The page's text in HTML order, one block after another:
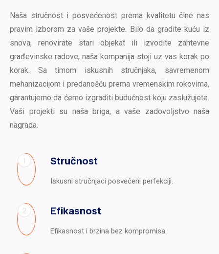
Naša stručnost i posvećenost prema kvalitetu čine nas
pravim izborom za vaše projekte. Bilo da gradite kuću iz
snova, renovirate stari objekat ili izvodite zahtevne
građevinske radove, naša kompanija stoji uz vas korak po
korak. Sa timom iskusnih stručnjaka, savremenom
mehanizacijom i predanošću prema vremenskim rokovima,
garantujemo da ćemo izgraditi budućnost koju zaslužujete.
Vaši projekti su naša briga, a vaše zadovoljstvo naša
nagrada.
1 Stručnost
Iskusni stručnjaci posvećeni perfekciji.
2 Efikasnost
Efikasnost i brzina bez kompromisa.